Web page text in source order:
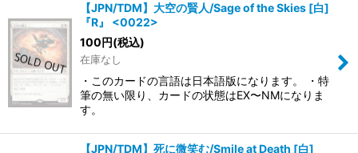
【JPN/TDM】大空の賢人/Sage of the Skies [白]
『R』 <0022>
100円(税込)
在庫なし
・このカードの言語は日本語版になります。 ・特
筆の無い限り、カードの状態はEX〜NMになりま
す。
【JPN/TDM】死に微笑む/Smile at Death [白]